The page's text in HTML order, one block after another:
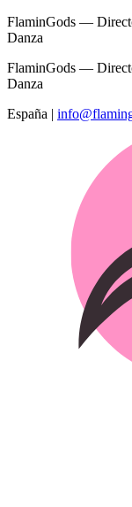
FlaminGods —
Danza
FlaminGods —
Danza
España |